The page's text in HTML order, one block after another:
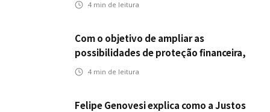
4 min de leitura
Com o objetivo de ampliar as
possibilidades de proteção financeira,
Icatu Seguros eleva capital segurado
4 min de leitura
Felipe Genovesi explica como a Justos